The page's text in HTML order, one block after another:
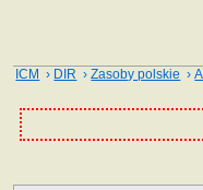
ICM › DIR ›Zasoby polskie ›